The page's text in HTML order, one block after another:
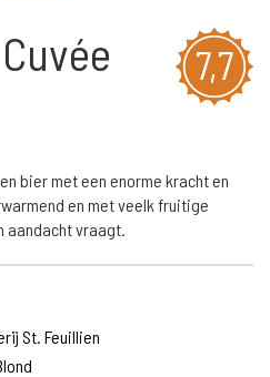
7,7
bier met een enorme kracht en
en met veelk fruitige
aandacht vraagt.
St. Feuillien